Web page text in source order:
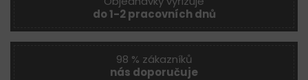
do 1-2 pracovních dnů
98 % zákazníků
nás doporučuje